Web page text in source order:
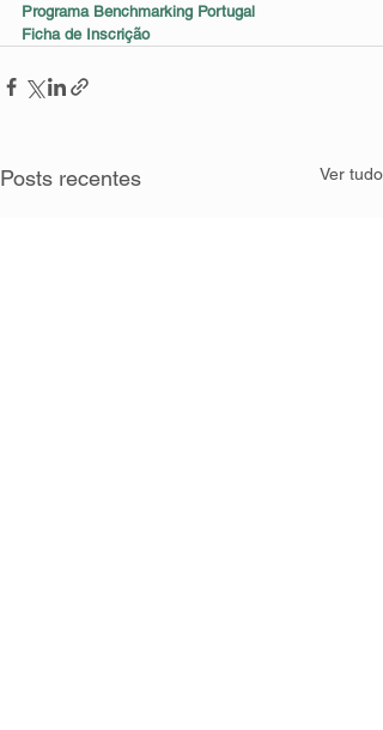
Programa Benchmarking Portugal
Ficha de Inscrição
Posts recentes Ver tudo